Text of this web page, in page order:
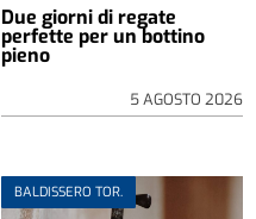
Due giorni di regate
perfette per un bottino
pieno
5 AGOSTO 2026
BALDISSERO TOR.